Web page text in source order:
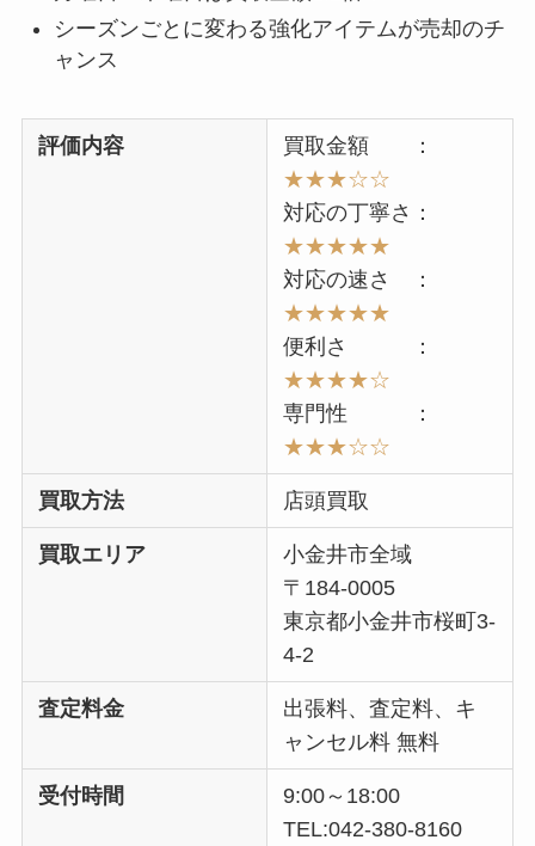
シーズンごとに変わる強化アイテムが売却のチ
ャンス
評価内容
買取金額 ：
★★★☆☆
対応の丁寧さ：
★★★★★
対応の速さ ：
★★★★★
便利さ ：
★★★★☆
専門性 ：
★★★☆☆
買取方法 店頭買取
買取エリア
小金井市全域
〒184-0005
東京都小金井市桜町3-
4-2
査定料金
出張料、査定料、キ
ャンセル料 無料
受付時間
9:00～18:00
TEL:042-380-8160